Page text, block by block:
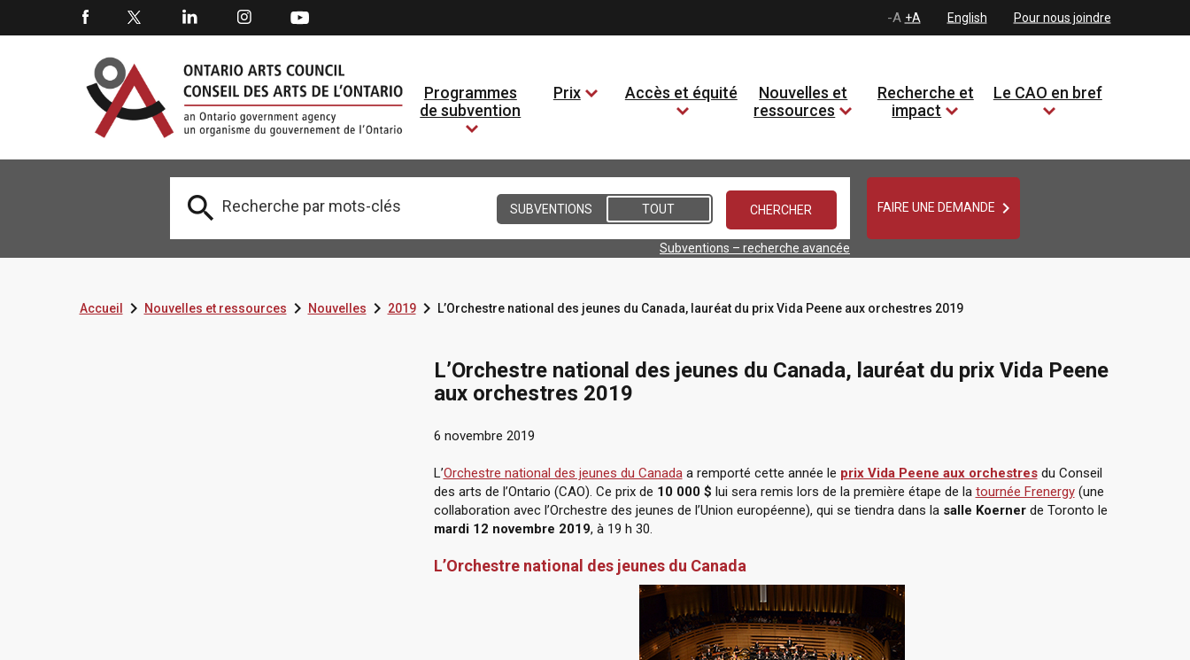
-A +A English Pour nous joindre
Programmes
de subvention
Prix Accès et équité
Nouvelles et
ressources
Recherche et
impact
Le CAO en bref
 SUBVENTIONS TOUT
Subventions – recherche avancée
FAIRE UNE DEMANDE 
Accueil Nouvelles et ressourcesNouvelles2019 L’Orchestre national des jeunes du Canada, lauréat du prix Vida Peene aux orchestres 2019
L’Orchestre national des jeunes du Canada, lauréat du prix Vida Peene
aux orchestres 2019
6 novembre 2019
L’Orchestre national des jeunes du Canadaa remporté cette année le prix Vida Peene aux orchestresdu Conseil
des arts de l’Ontario (CAO). Ce prix de 10 000 $ lui sera remis lors de la première étape de la tournée Frenergy(une
collaboration avec l’Orchestre des jeunes de l’Union européenne), qui se tiendra dans la salle Koernerde Toronto le
mardi 12 novembre 2019, à 19 h 30.
L’Orchestre national des jeunes du Canada